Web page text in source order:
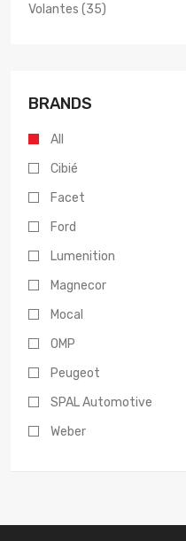
Volantes (35)
BRANDS
All
Cibié
Facet
Ford
Lumenition
Magnecor
Mocal
OMP
Peugeot
SPAL Automotive
Weber